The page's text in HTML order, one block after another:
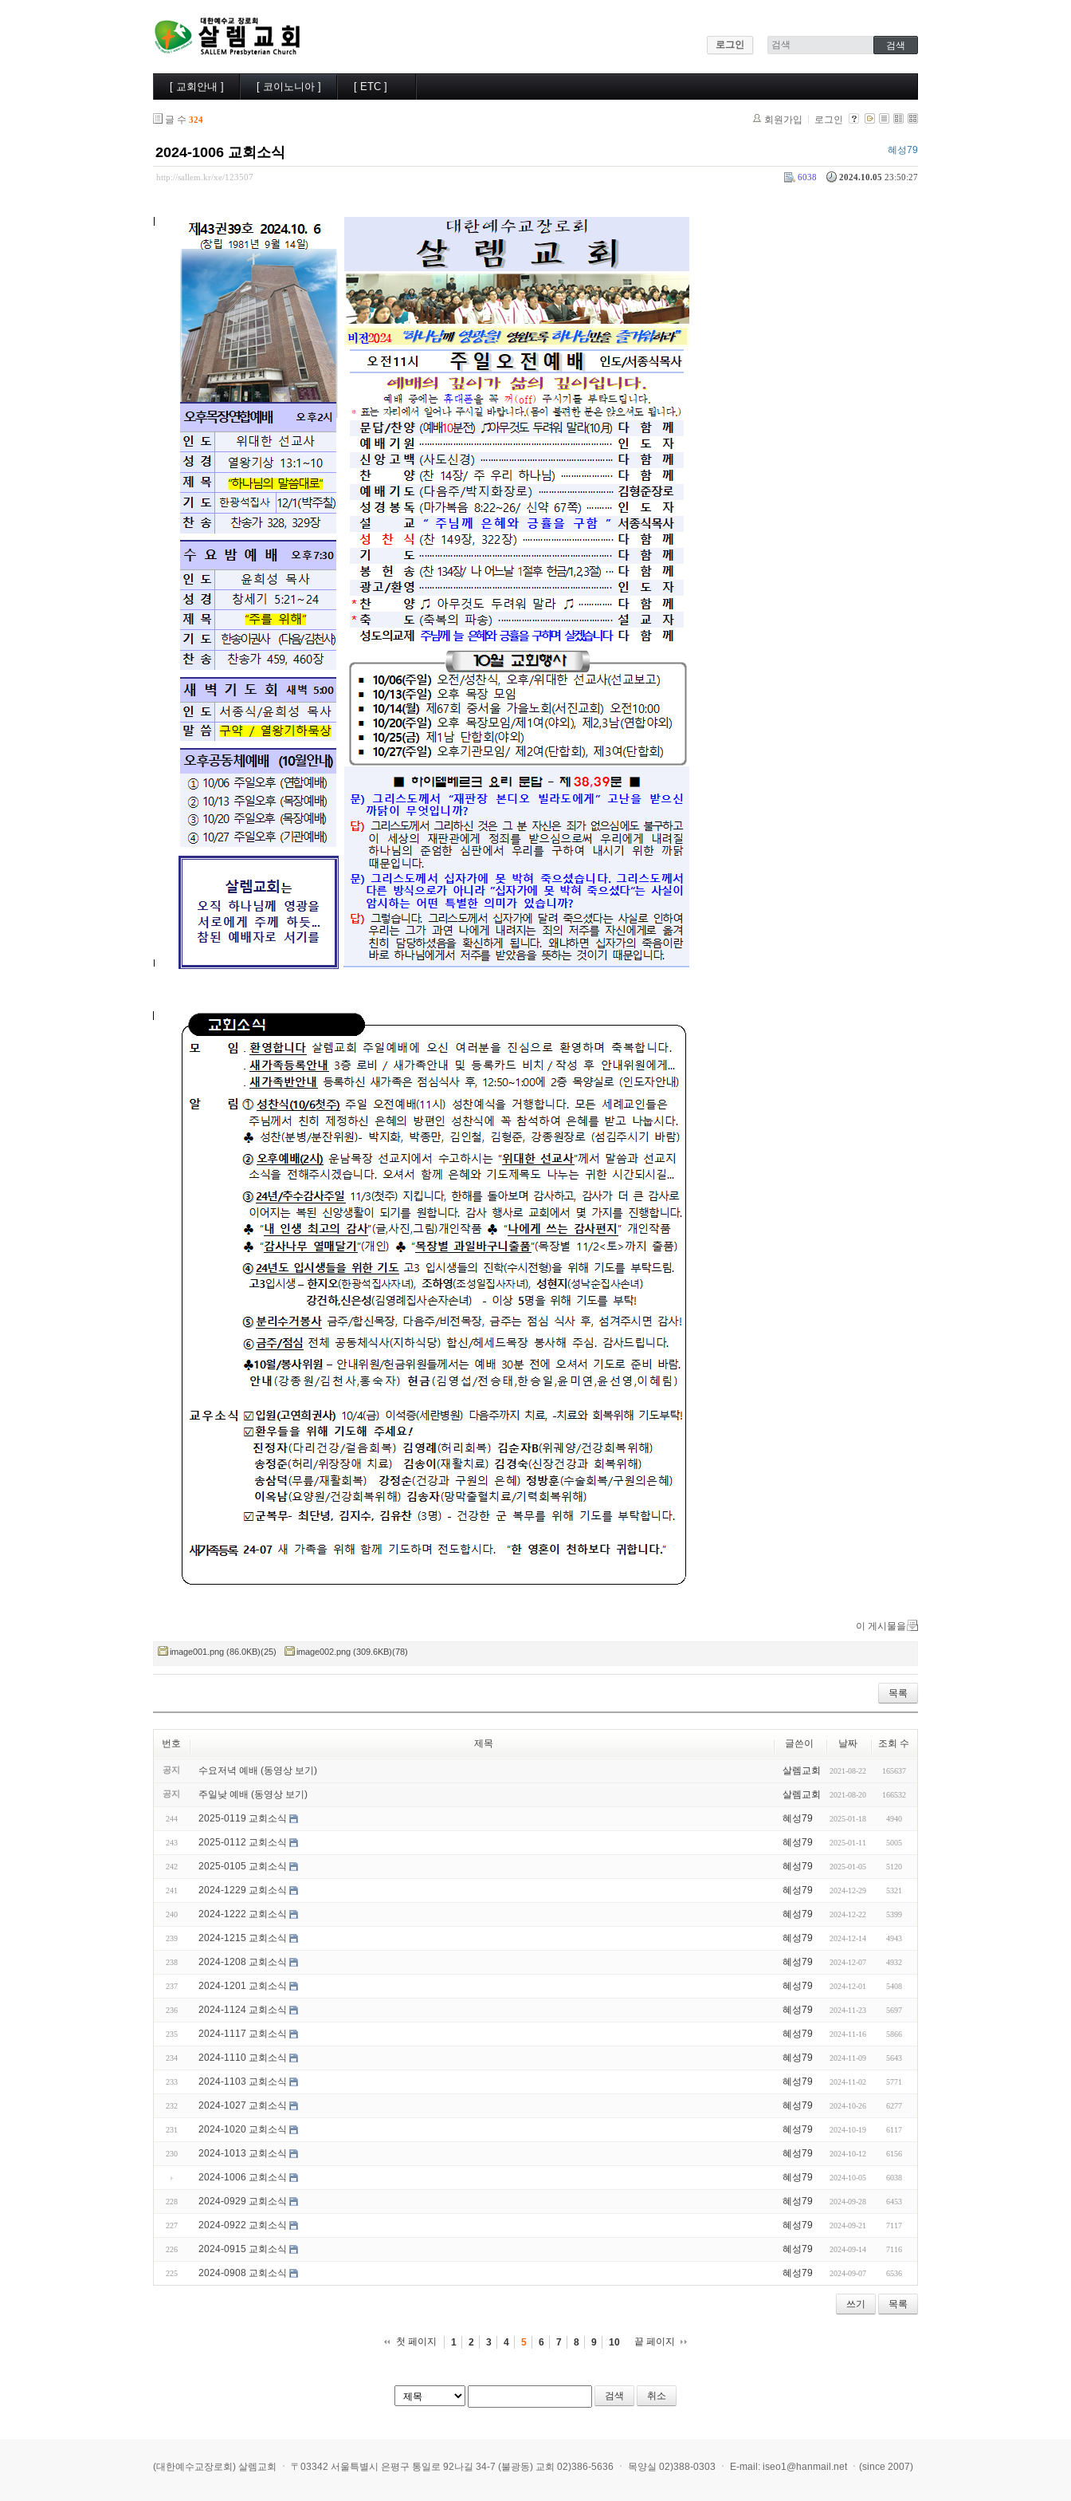
로그인
[ 교회안내 ]
예배시간
부교역자
시무장로
[ 코이노니아 ]
살렘목장
[ ETC ]
글 수 324 회원가입 로그인
2024-1006 교회소식 혜성79
http://sallem.kr/xe/123507 2024.10.05 23:50:27
6038
이 게시물을
image001.png (86.0KB)(25) image002.png (309.6KB)(78)
목록
번호 제목 글쓴이 날짜 조회 수
공지 수요저녁 예배 (동영상 보기) 살렘교회 2021-08-22 165637
공지 주일낮 예배 (동영상 보기) 살렘교회 2021-08-20 166532
244 2025-0119 교회소식 혜성79 2025-01-18 4940
243 2025-0112 교회소식 혜성79 2025-01-11 5005
242 2025-0105 교회소식 혜성79 2025-01-05 5120
241 2024-1229 교회소식 혜성79 2024-12-29 5321
240 2024-1222 교회소식 혜성79 2024-12-22 5399
239 2024-1215 교회소식 혜성79 2024-12-14 4943
238 2024-1208 교회소식 혜성79 2024-12-07 4932
237 2024-1201 교회소식 혜성79 2024-12-01 5408
236 2024-1124 교회소식 혜성79 2024-11-23 5697
235 2024-1117 교회소식 혜성79 2024-11-16 5866
234 2024-1110 교회소식 혜성79 2024-11-09 5643
233 2024-1103 교회소식 혜성79 2024-11-02 5771
232 2024-1027 교회소식 혜성79 2024-10-26 6277
231 2024-1020 교회소식 혜성79 2024-10-19 6117
230 2024-1013 교회소식 혜성79 2024-10-12 6156
2024-1006 교회소식 혜성79 2024-10-05 6038
228 2024-0929 교회소식 혜성79 2024-09-28 6453
227 2024-0922 교회소식 혜성79 2024-09-21 7117
226 2024-0915 교회소식 혜성79 2024-09-14 7116
225 2024-0908 교회소식 혜성79 2024-09-07 6536
쓰기 목록
첫 페이지 1 2 3 4 5 6 7 8 9 10 끝 페이지
취소
(대한예수교장로회) 살렘교회 ㆍ 〒03342 서울특별시 은평구 통일로 92나길 34-7 (불광동) 교회 02)386-5636 ㆍ 목양실 02)388-0303 ㆍ E-mail: iseo1@hanmail.net ㆍ(since 2007)